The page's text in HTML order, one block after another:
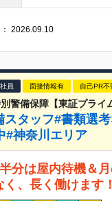
：2026.09.10
員 面接情報有 自己PR不
警備保障【東証プライ
スタッフ#書類選
#神奈川エリア
半分は屋内待機＆
く、長く働けます！